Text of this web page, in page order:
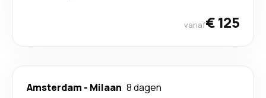
vanaf€ 125
Amsterdam - Milaan 8 dagen